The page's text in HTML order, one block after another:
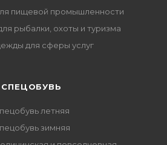
пищевой промышленности
рыбалки, охоты и туризма
для сферы услуг
CПЕЦОБУВЬ
летняя
зимняя